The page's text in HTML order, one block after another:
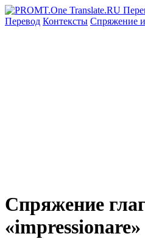
Перевод Контексты Спряжение
Спряжение
«impressionare»